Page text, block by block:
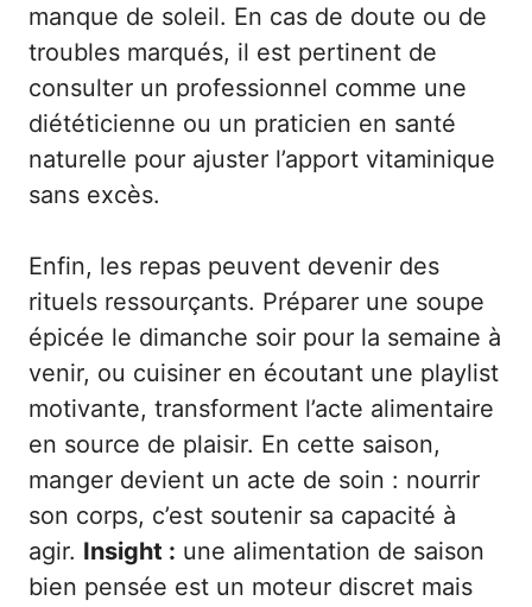
manque de soleil. En cas de doute ou de
troubles marqués, il est pertinent de
consulter un professionnel comme une
diététicienne ou un praticien en santé
naturelle pour ajuster l’apport vitaminique
sans excès.
Enfin, les repas peuvent devenir des
rituels ressourçants. Préparer une soupe
épicée le dimanche soir pour la semaine à
venir, ou cuisiner en écoutant une playlist
motivante, transforment l’acte alimentaire
en source de plaisir. En cette saison,
manger devient un acte de soin : nourrir
son corps, c’est soutenir sa capacité à
agir. Insight : une alimentation de saison
bien pensée est un moteur discret mais